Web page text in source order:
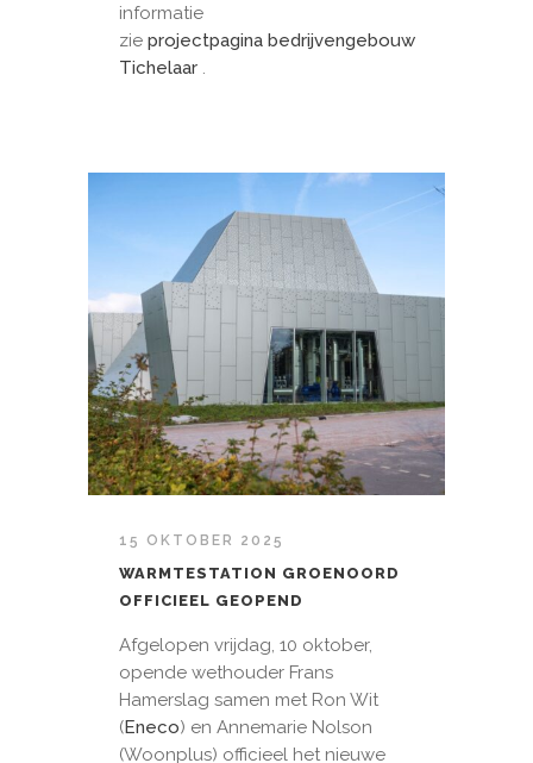
informatie
zie projectpagina bedrijvengebouw
Tichelaar .
15 OKTOBER 2025
WARMTESTATION GROENOORD
OFFICIEEL GEOPEND
Afgelopen vrijdag, 10 oktober,
opende wethouder Frans
Hamerslag samen met Ron Wit
(Eneco) en Annemarie Nolson
(Woonplus) officieel het nieuwe